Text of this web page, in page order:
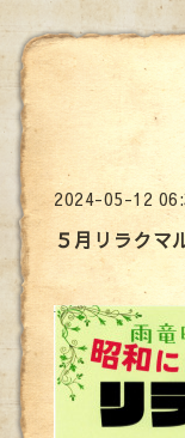
2024-05-12
５月リラクマ